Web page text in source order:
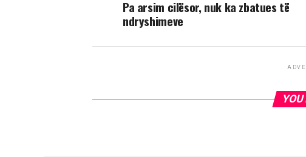
Pa arsim cilësor, nuk ka zbatues të
ndryshimeve